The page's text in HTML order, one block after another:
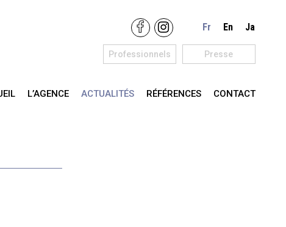
Fr En Ja
Professionnels Presse
L’AGENCE ACTUALITÉS RÉFÉRENCES CONTACT